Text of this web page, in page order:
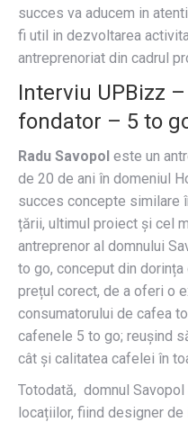
succes va aducem in
fi util in dezvoltarea
antreprenoriat din cadrul
Interviu UPBizz
fondator – 5 to
Radu Savopol este un
de 20 de ani în domeniul
succes concepte similare
țării, ultimul proiect și cel
antreprenor al domnului
to go, conceput din
prețul corect, de a oferi o
consumatorului de cafea
cafenele 5 to go; reușind
cât și calitatea cafelei în
Totodată, domnul
locațiilor, fiind designer de